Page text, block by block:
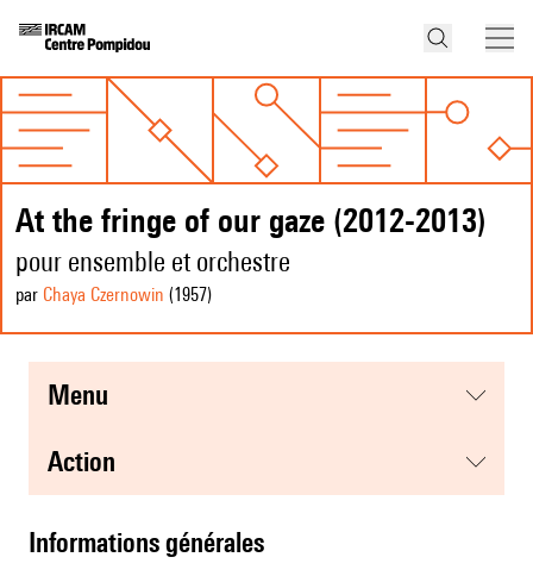
At the fringe of our gaze (2012-2013)
pour ensemble et orchestre
par Chaya Czernowin (1957)
menu
action
informations générales